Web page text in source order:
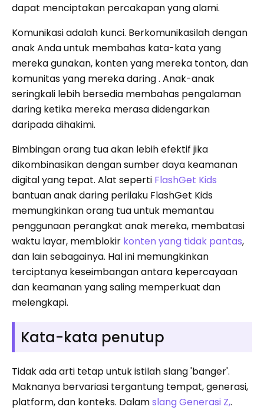
dapat menciptakan percakapan yang alami.
Komunikasi adalah kunci. Berkomunikasilah dengan
anak Anda untuk membahas kata-kata yang
mereka gunakan, konten yang mereka tonton, dan
komunitas yang mereka daring . Anak-anak
seringkali lebih bersedia membahas pengalaman
daring ketika mereka merasa didengarkan
daripada dihakimi.
Bimbingan orang tua akan lebih efektif jika
dikombinasikan dengan sumber daya keamanan
digital yang tepat. Alat seperti FlashGet Kids
bantuan anak daring perilaku FlashGet Kids
memungkinkan orang tua untuk memantau
penggunaan perangkat anak mereka, membatasi
waktu layar, memblokir konten yang tidak pantas,
dan lain sebagainya. Hal ini memungkinkan
terciptanya keseimbangan antara kepercayaan
dan keamanan yang saling memperkuat dan
melengkapi.
Kata-kata penutup
Tidak ada arti tetap untuk istilah slang 'banger'.
Maknanya bervariasi tergantung tempat, generasi,
platform, dan konteks. Dalamslang Generasi Z,.